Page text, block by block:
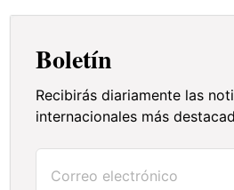
Boletín
Recibirás diariamente las
internacionales más